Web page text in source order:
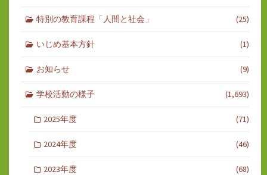
特別の教育課程「人間と社会」 (25)
いじめ基本方針 (1)
お知らせ (9)
学校活動の様子 (1,693)
2025年度 (71)
2024年度 (46)
2023年度 (68)